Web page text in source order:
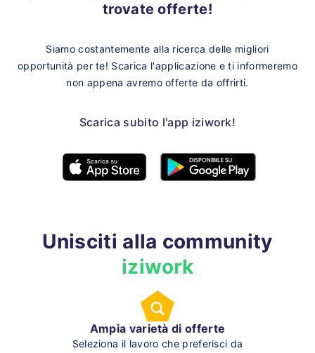
trovate offerte!
Siamo costantemente alla ricerca delle migliori
opportunità per te! Scarica l'applicazione e ti informeremo
non appena avremo offerte da offrirti.
Scarica subito l'app iziwork!
Unisciti alla community
iziwork
Ampia varietà di offerte
Seleziona il lavoro che preferisci da